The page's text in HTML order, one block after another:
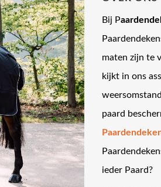
Bij P
maten zijn te
kijkt in ons
paard
ieder Paard?